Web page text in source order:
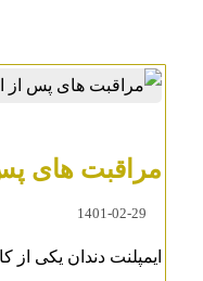
مراقبت های
1401-02-29
ایمپلنت دندان یکی از